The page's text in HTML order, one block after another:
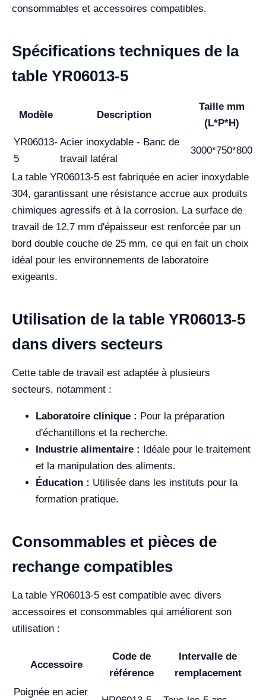
consommables et accessoires compatibles.
Spécifications techniques de la
table YR06013-5
Modèle Description
Taille mm
(L*P*H)
YR06013-
5
Acier inoxydable - Banc de
travail latéral
3000*750*800
La table YR06013-5 est fabriquée en acier inoxydable
304, garantissant une résistance accrue aux produits
chimiques agressifs et à la corrosion. La surface de
travail de 12,7 mm d'épaisseur est renforcée par un
bord double couche de 25 mm, ce qui en fait un choix
idéal pour les environnements de laboratoire
exigeants.
Utilisation de la table YR06013-5
dans divers secteurs
Cette table de travail est adaptée à plusieurs
secteurs, notamment :
Laboratoire clinique : Pour la préparation
d'échantillons et la recherche.
Industrie alimentaire : Idéale pour le traitement
et la manipulation des aliments.
Éducation : Utilisée dans les instituts pour la
formation pratique.
Consommables et pièces de
rechange compatibles
La table YR06013-5 est compatible avec divers
accessoires et consommables qui améliorent son
utilisation :
Accessoire
Code de
référence
Intervalle de
remplacement
Poignée en acier